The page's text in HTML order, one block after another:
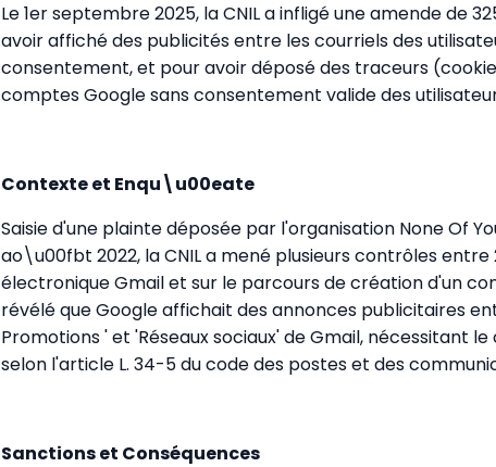
Le 1er septembre 2025, la CNIL a infligé une amende de
avoir affiché des publicités entre les courriels des
consentement, et pour avoir déposé des traceurs
comptes Google sans consentement valide des
Contexte et Enqu\u00eate
Saisie d'une plainte déposée par l'organisation None Of
ao\u00fbt 2022, la CNIL a mené plusieurs contrôles entre
électronique Gmail et sur le parcours de création d'un
révélé que Google affichait des annonces publicitaires
Promotions ' et 'Réseaux sociaux' de Gmail, nécessitant
selon l'article L. 34-5 du code des postes et des
Sanctions et Conséquences